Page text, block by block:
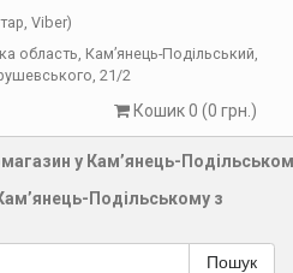
Viber)
область, Кам’янець-Подільський,
21/2
Кошик 0 (0 грн.)
Подільському з
Пошук